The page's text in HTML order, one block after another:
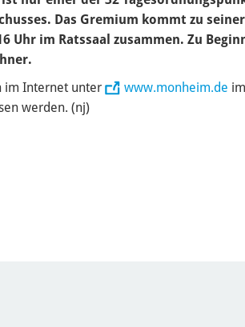
Das Gremium kommt zu
Uhr im Ratssaal zusammen. Zu
im Internet unter
www.monheim.de im
werden. (nj)